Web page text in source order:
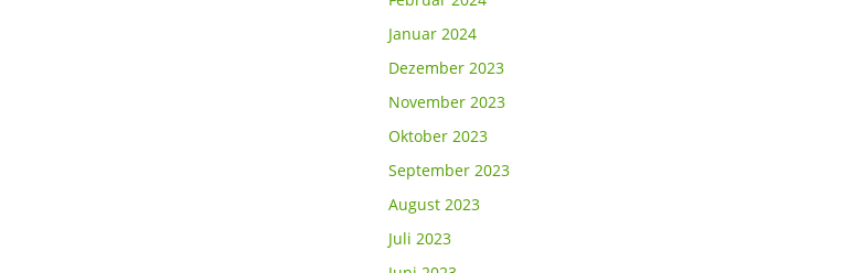
Januar 2024
Dezember 2023
November 2023
Oktober 2023
September 2023
August 2023
Juli 2023